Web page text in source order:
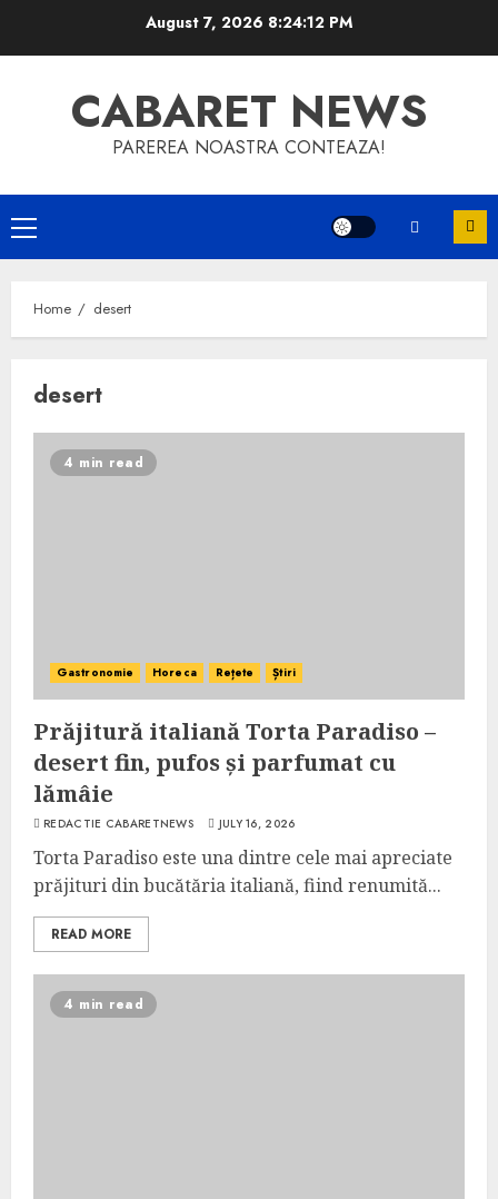
August 7, 2026 8:24:12 PM
CABARET NEWS
PAREREA NOASTRA CONTEAZA!
Primary
Menu
Home desert
desert
4 min read
Gastronomie Horeca Rețete Știri
Prăjitură italiană Torta Paradiso –
desert fin, pufos și parfumat cu
lămâie
REDACTIE CABARETNEWS JULY 16, 2026
Torta Paradiso este una dintre cele mai apreciate
prăjituri din bucătăria italiană, fiind renumită...
READ MORE
4 min read